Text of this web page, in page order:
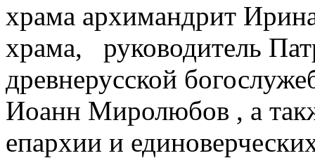
храма архимандрит
храма, руководитель
древнерусской
Иоанн Миролюбов , а
епархии и